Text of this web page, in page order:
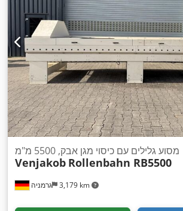
גרמניה 3,179 km
מסוע גלילים עם כיסוי מגן אבק, 5500 מ"מ
Venjakob Rollenbahn RB5500